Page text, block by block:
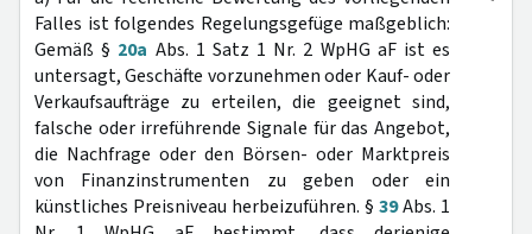
Falles ist folgendes Regelungsgefüge maßgeblich:
Gemäß § 20a Abs. 1 Satz 1 Nr. 2 WpHG aF ist es
untersagt, Geschäfte vorzunehmen oder Kauf- oder
Verkaufsaufträge zu erteilen, die geeignet sind,
falsche oder irreführende Signale für das Angebot,
die Nachfrage oder den Börsen- oder Marktpreis
von Finanzinstrumenten zu geben oder ein
künstliches Preisniveau herbeizuführen. § 39Abs. 1